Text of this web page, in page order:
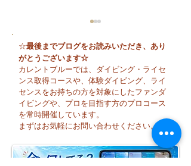
🌈 海の上に広がる虹♪
☆最後までブログをお読みいただき、あり
がとうございます☆
カレントブルーでは、ダイビング・ライセ
ンス取得コースや、体験ダイビング、ライ
センスをお持ちの方を対象にしたファンダ
イビングや、プロを目指す方のプロコース
を常時開催しています。
まずはお気軽にお問い合わせください。